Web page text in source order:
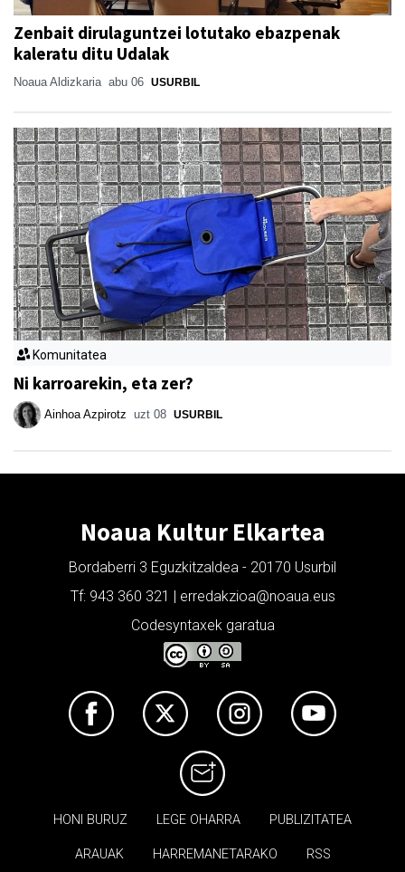
Zenbait dirulaguntzei lotutako ebazpenak
kaleratu ditu Udalak
Noaua Aldizkaria abu 06 USURBIL
Komunitatea
Ni karroarekin, eta zer?
Ainhoa Azpirotz uzt 08 USURBIL
Noaua Kultur Elkartea
Bordaberri 3 Eguzkitzaldea - 20170 Usurbil
Tf: 943 360 321 | erredakzioa@noaua.eus
Codesyntaxek garatua
HONI BURUZ LEGE OHARRA PUBLIZITATEA
ARAUAK HARREMANETARAKO RSS